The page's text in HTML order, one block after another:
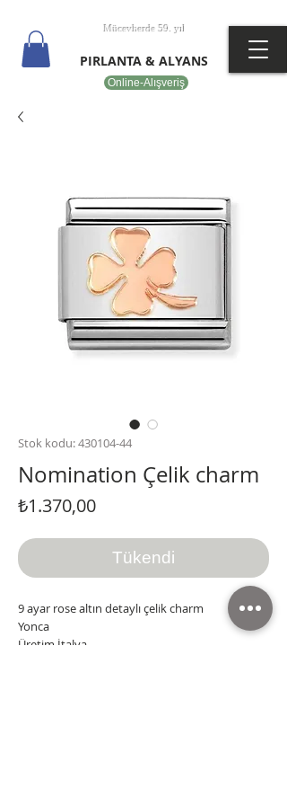
Online-Alışveriş
Mücevherde 59. yıl
PIRLANTA & ALYANS
Stok kodu: 430104-44
Nomination Çelik charm
₺1.370,00Fiyat
Tükendi
9 ayar rose altın detaylı çelik charm
Yonca
Üretim İtalya